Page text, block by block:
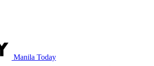
Manila Today